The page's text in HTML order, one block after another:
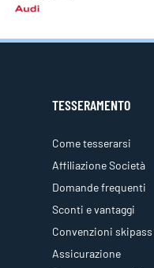
TESSERAMENTO
Come tesserarsi
Affiliazione Società
Domande frequenti
Sconti e vantaggi
Convenzioni skipass
Assicurazione